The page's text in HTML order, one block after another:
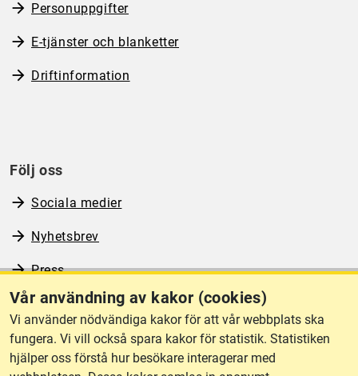
Vår användning av kakor (cookies)
Vi använder nödvändiga kakor för att vår webbplats ska
fungera. Vi vill också spara kakor för statistik. Statistiken
hjälper oss förstå hur besökare interagerar med
Personuppgifter
E-tjänster och blanketter
Driftinformation
Följ oss
Sociala medier
Nyhetsbrev
Press
RSS